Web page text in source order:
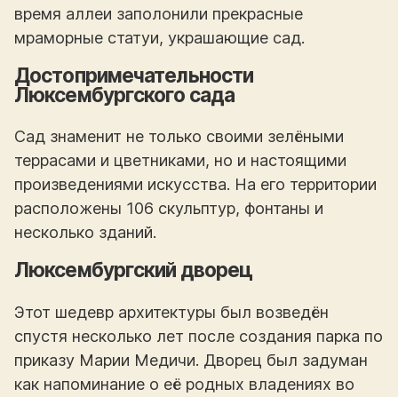
время аллеи заполонили прекрасные
мраморные статуи, украшающие сад.
Достопримечательности
Люксембургского сада
Сад знаменит не только своими зелёными
террасами и цветниками, но и настоящими
произведениями искусства. На его территории
расположены 106 скульптур, фонтаны и
несколько зданий.
Люксембургский дворец
Этот шедевр архитектуры был возведён
спустя несколько лет после создания парка по
приказу Марии Медичи. Дворец был задуман
как напоминание о её родных владениях во